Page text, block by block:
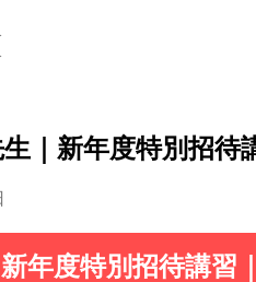
｜新年度特別招待
年度特別招待講習